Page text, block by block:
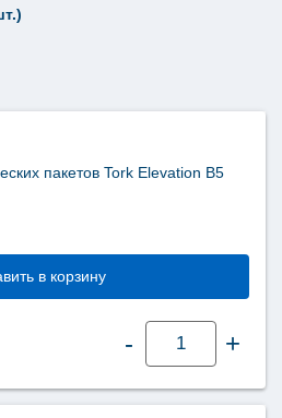
пакетов Tork Elevation B5
в корзину
-
Количество
товара
для
гигиенических
пакетов
+